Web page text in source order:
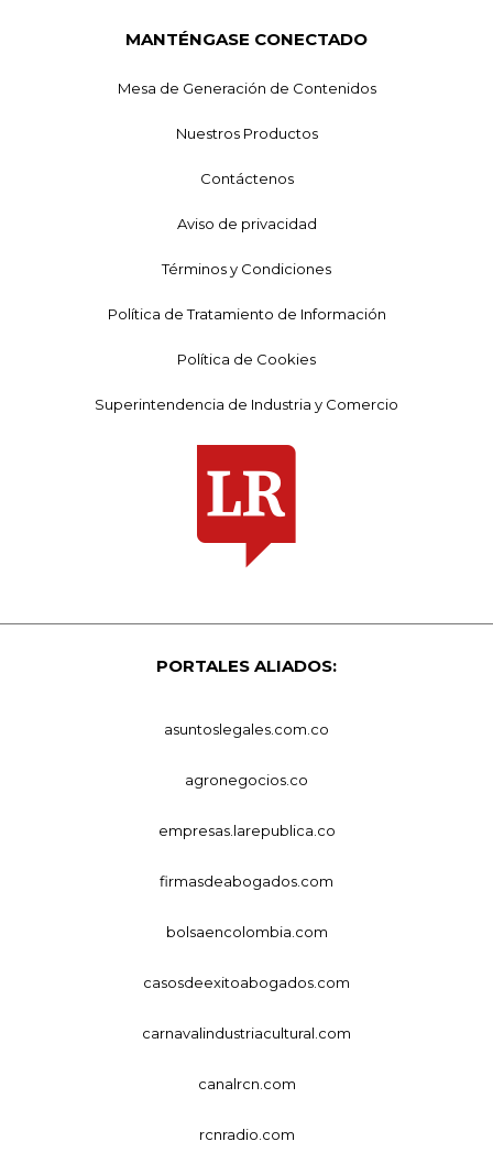
MANTÉNGASE CONECTADO
Mesa de Generación de Contenidos
Nuestros Productos
Contáctenos
Aviso de privacidad
Términos y Condiciones
Política de Tratamiento de Información
Política de Cookies
Superintendencia de Industria y Comercio
PORTALES ALIADOS:
asuntoslegales.com.co
agronegocios.co
empresas.larepublica.co
firmasdeabogados.com
bolsaencolombia.com
casosdeexitoabogados.com
carnavalindustriacultural.com
canalrcn.com
rcnradio.com